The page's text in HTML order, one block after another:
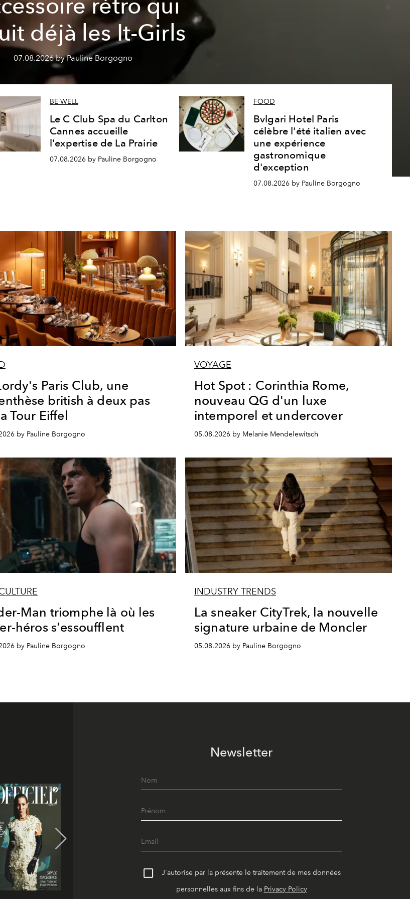
rétro qui
déjà les It-Girls
07.08.2026 by Pauline Borgogno
BE WELL
Le C Club Spa du Carlton
Cannes accueille
l'expertise de La Prairie
07.08.2026 by Pauline Borgogno
FOOD
Bvlgari Hotel Paris
célèbre l'été italien avec
une expérience
gastronomique
d'exception
07.08.2026 by Pauline Borgogno
Paris Club, une
british à deux pas
Tour Eiffel
by Pauline Borgogno
VOYAGE
Hot Spot : Corinthia Rome,
nouveau QG d'un luxe
intemporel et undercover
05.08.2026 by Melanie Mendelewitsch
Man triomphe là où les
héros s'essoufflent
by Pauline Borgogno
INDUSTRY TRENDS
La sneaker CityTrek, la nouvelle
signature urbaine de Moncler
05.08.2026 by Pauline Borgogno
Newsletter
J'autorise par la présente le traitement de mes données
personnelles aux fins de la Privacy Policy